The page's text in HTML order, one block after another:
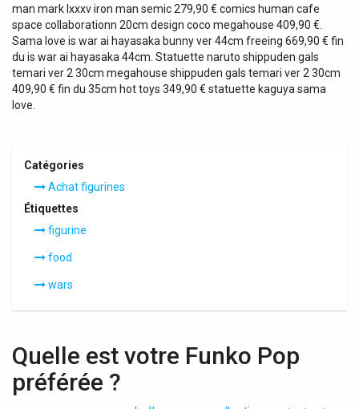
man mark lxxxv iron man semic 279,90 € comics human cafe
space collaborationn 20cm design coco megahouse 409,90 €.
Sama love is war ai hayasaka bunny ver 44cm freeing 669,90 € fin
du is war ai hayasaka 44cm. Statuette naruto shippuden gals
temari ver 2 30cm megahouse shippuden gals temari ver 2 30cm
409,90 € fin du 35cm hot toys 349,90 € statuette kaguya sama
love.
Catégories
Achat figurines
Étiquettes
figurine
food
wars
Quelle est votre Funko Pop
préférée ?